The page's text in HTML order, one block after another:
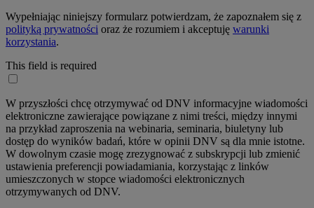
Wypełniając niniejszy formularz potwierdzam, że zapoznałem się z
polityką prywatności oraz że rozumiem i akceptuję warunki
korzystania.
This field is required
W przyszłości chcę otrzymywać od DNV informacyjne wiadomości
elektroniczne zawierające powiązane z nimi treści, między innymi
na przykład zaproszenia na webinaria, seminaria, biuletyny lub
dostęp do wyników badań, które w opinii DNV są dla mnie istotne.
W dowolnym czasie mogę zrezygnować z subskrypcji lub zmienić
ustawienia preferencji powiadamiania, korzystając z linków
umieszczonych w stopce wiadomości elektronicznych
otrzymywanych od DNV.